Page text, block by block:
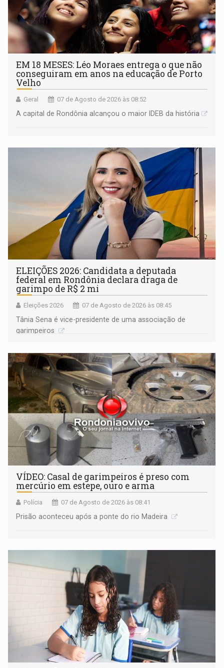
EM 18 MESES: Léo Moraes entrega o que não
conseguiram em anos na educação de Porto
Velho
Geral 07 de Agosto de 2026 às 08:52
A capital de Rondônia alcançou o maior IDEB da história
ELEIÇÕES 2026: Candidata a deputada
federal em Rondônia declara draga de
garimpo de R$ 2 mi
Eleições 2026 07 de Agosto de 2026 às 08:45
Tânia Sena é vice-presidente de uma associação de
garimpeiros
VÍDEO: Casal de garimpeiros é preso com
mercúrio em estepe, ouro e arma
Polícia 07 de Agosto de 2026 às 08:41
Prisão aconteceu após a ponte do rio Madeira